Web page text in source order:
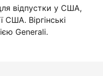
відпустки у США,
США. Віргінські
Generali.